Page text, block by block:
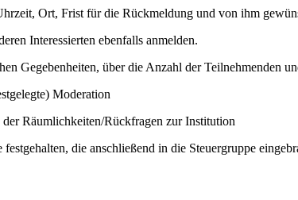
Ort, Frist für die Rückmeldung und von ihm
Interessierten ebenfalls anmelden.
Gegebenheiten, über die Anzahl der Teilnehmenden
Moderation
Räumlichkeiten/Rückfragen zur Institution
die anschließend in die Steuergruppe